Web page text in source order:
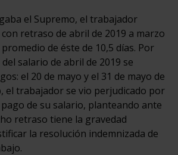
el Supremo, el trabajador
retraso de abril de 2019 a marzo
de éste de 10,5 días. Por
salario de abril de 2019 se
el 20 de mayo y el 31 de mayo de
el trabajador se vio perjudicado por
de su salario, planteando ante
retraso tiene la gravedad
la resolución indemnizada de